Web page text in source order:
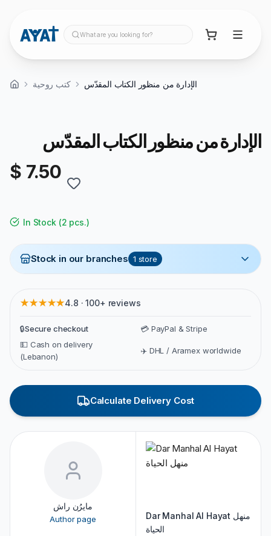
What are you looking for?
كتب روحية الإدارة من منظور الكتاب المقدّس
الإدارة من منظور الكتاب المقدّس
$ 7.50
In Stock(2 pcs.)
Stock in our branches 1 store
★★★★★4.8 · 100+ reviews
🔒Secure checkout
💳 PayPal & Stripe
💵 Cash on delivery
(Lebanon)
✈️ DHL / Aramex worldwide
Calculate Delivery Cost
مايرُن راش
Author page
Dar Manhal Al Hayat منهل
الحياة